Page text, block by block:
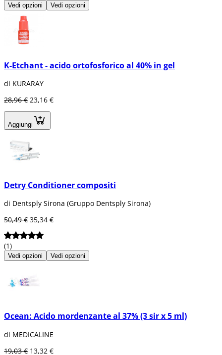
Vedi opzioni Vedi opzioni
K-Etchant - acido ortofosforico al 40% in gel
di KURARAY
28,96 € 23,16 €
Aggiungi
Detry Conditioner compositi
di Dentsply Sirona (Gruppo Dentsply Sirona)
50,49 € 35,34 €
(1)
Vedi opzioni Vedi opzioni
Ocean: Acido mordenzante al 37% (3 sir x 5 ml)
di MEDICALINE
19,03 € 13,32 €